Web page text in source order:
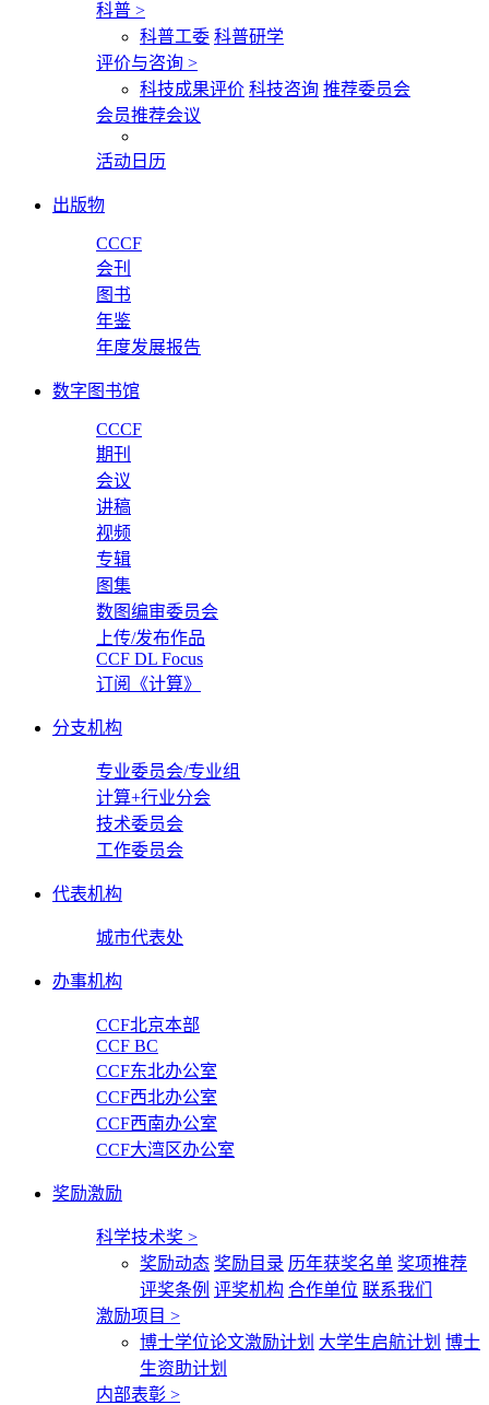
科普 >
科普工委 科普研学
评价与咨询 >
科技成果评价 科技咨询 推荐委员会
会员推荐会议
活动日历
出版物
CCCF
会刊
图书
年鉴
年度发展报告
数字图书馆
CCCF
期刊
会议
讲稿
视频
专辑
图集
数图编审委员会
上传/发布作品
CCF DL Focus
订阅《计算》
分支机构
专业委员会/专业组
计算+行业分会
技术委员会
工作委员会
代表机构
城市代表处
办事机构
CCF北京本部
CCF BC
CCF东北办公室
CCF西北办公室
CCF西南办公室
CCF大湾区办公室
奖励激励
科学技术奖 >
奖励动态 奖励目录 历年获奖名单 奖项推荐
评奖条例 评奖机构 合作单位 联系我们
激励项目 >
博士学位论文激励计划 大学生启航计划 博士
生资助计划
内部表彰 >